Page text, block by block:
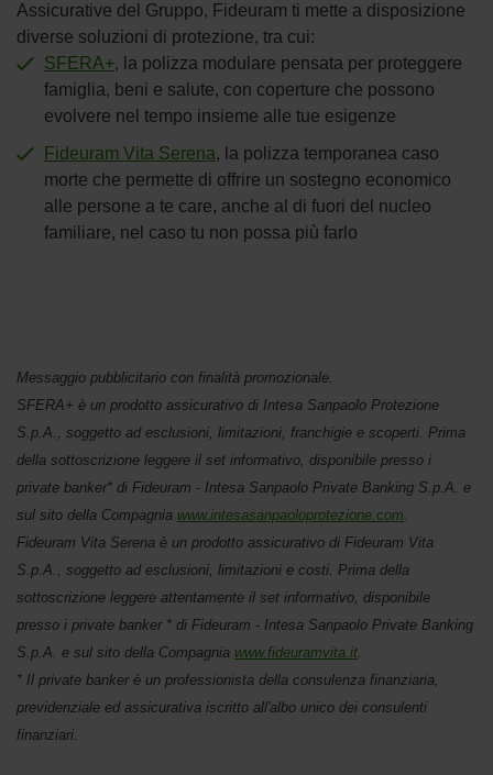
Assicurative del Gruppo, Fideuram ti mette a disposizione
diverse soluzioni di protezione, tra cui:
SFERA+, la polizza modulare pensata per proteggere
famiglia, beni e salute, con coperture che possono
evolvere nel tempo insieme alle tue esigenze
Fideuram Vita Serena, la polizza temporanea caso
morte che permette di offrire un sostegno economico
alle persone a te care, anche al di fuori del nucleo
familiare, nel caso tu non possa più farlo
Messaggio pubblicitario con finalità promozionale.
SFERA+ è un prodotto assicurativo di Intesa Sanpaolo Protezione
S.p.A., soggetto ad esclusioni, limitazioni, franchigie e scoperti. Prima
della sottoscrizione leggere il set informativo, disponibile presso i
private banker* di Fideuram - Intesa Sanpaolo Private Banking S.p.A. e
sul sito della Compagnia www.intesasanpaoloprotezione.com.
Fideuram Vita Serena è un prodotto assicurativo di Fideuram Vita
S.p.A., soggetto ad esclusioni, limitazioni e costi. Prima della
sottoscrizione leggere attentamente il set informativo, disponibile
presso i private banker * di Fideuram - Intesa Sanpaolo Private Banking
S.p.A. e sul sito della Compagnia www.fideuramvita.it.
* Il private banker è un professionista della consulenza finanziaria,
previdenziale ed assicurativa iscritto all'albo unico dei consulenti
finanziari.